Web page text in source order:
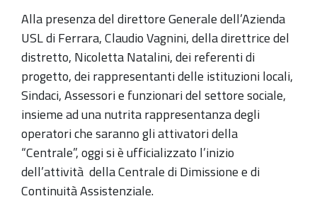
Alla presenza del direttore Generale dell’Azienda
USL di Ferrara, Claudio Vagnini, della direttrice del
distretto, Nicoletta Natalini, dei referenti di
progetto, dei rappresentanti delle istituzioni locali,
Sindaci, Assessori e funzionari del settore sociale,
insieme ad una nutrita rappresentanza degli
operatori che saranno gli attivatori della
“Centrale”, oggi si è ufficializzato l’inizio
dell’attività della Centrale di Dimissione e di
Continuità Assistenziale.